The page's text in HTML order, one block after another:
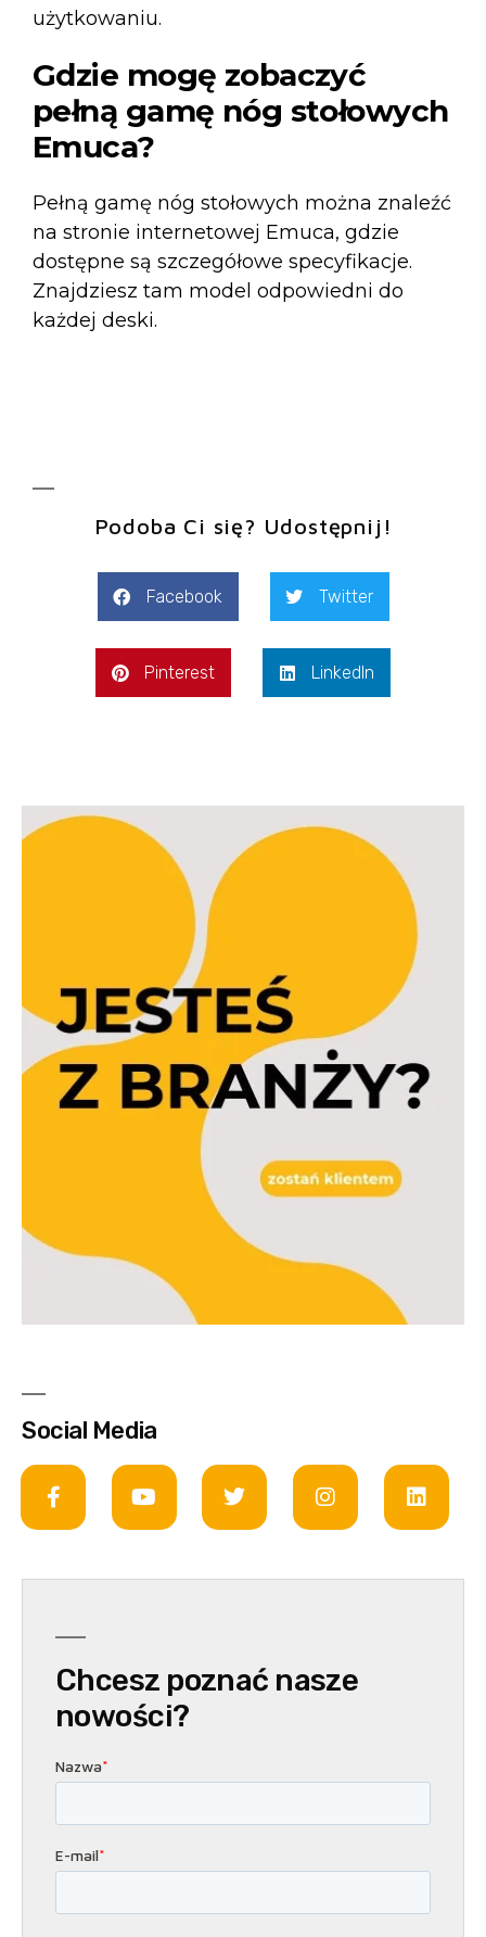
użytkowaniu.
Gdzie mogę zobaczyć
pełną gamę nóg stołowych
Emuca?
Pełną gamę nóg stołowych można znaleźć
na stronie internetowej Emuca, gdzie
dostępne są szczegółowe specyfikacje.
Znajdziesz tam model odpowiedni do
każdej deski.
Podoba Ci się? Udostępnij!
Facebook Twitter
Pinterest LinkedIn
Social Media
Chcesz poznać nasze
nowości?